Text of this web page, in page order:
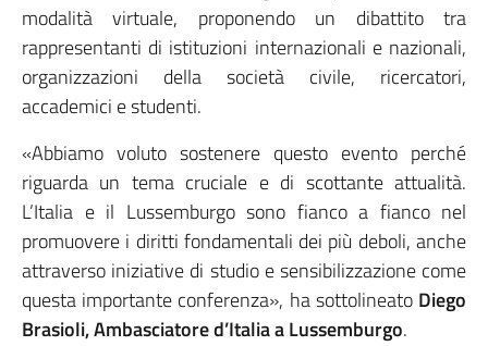
modalità virtuale, proponendo un dibattito tra
rappresentanti di istituzioni internazionali e nazionali,
organizzazioni della società civile, ricercatori,
accademici e studenti.
«Abbiamo voluto sostenere questo evento perché
riguarda un tema cruciale e di scottante attualità.
L’Italia e il Lussemburgo sono fianco a fianco nel
promuovere i diritti fondamentali dei più deboli, anche
attraverso iniziative di studio e sensibilizzazione come
questa importante conferenza», ha sottolineato Diego
Brasioli, Ambasciatore d’Italia a Lussemburgo.